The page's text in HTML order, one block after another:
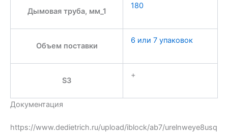
Дымовая труба, мм_1
180
Объем поставки
6 или 7 упаковок
S3
+
Документация
https://www.dedietrich.ru/upload/iblock/ab7/urelnweye8usq